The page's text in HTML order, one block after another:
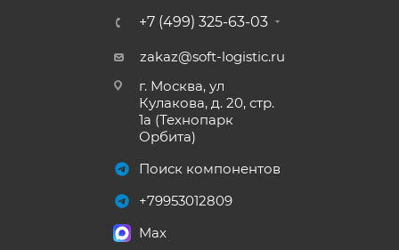
+7 (499) 325-63-03
zakaz@soft-logistic.ru
г. Москва, ул
Кулакова, д. 20, стр.
1а (Технопарк
Орбита)
Поиск компонентов
+79953012809
Max